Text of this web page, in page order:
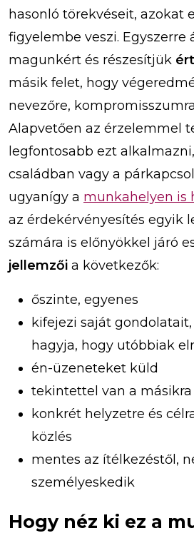
hasonló törekvéseit, azokat
figyelembe veszi. Egyszerre
magunkért és részesítjük
másik felet, hogy
nevezőre,
Alapvetően az érzelemmel
legfontosabb ezt
családban vagy a
ugyanígy a munkahelyen is
az érdekérvényesítés egyik
számára is előnyökkel járó
jellemzői a következők:
őszinte, egyenes
kifejezi saját
hagyja, hogy utóbbiak
én-üzeneteket küld
tekintettel van a másikra
konkrét helyzetre és
közlés
mentes az ítélkezéstől,
személyeskedik
Hogy néz ki ez a